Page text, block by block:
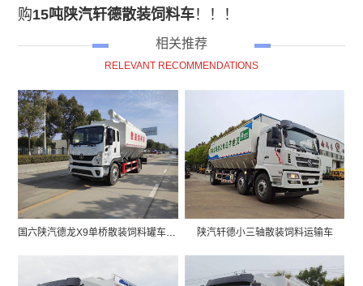
购15吨陕汽轩德散装饲料车！！！
相关推荐
RELEVANT RECOMMENDATIONS
国六陕汽德龙X9单桥散装饲料罐车价格图片 陕汽轩德小三轴散装饲料运输车